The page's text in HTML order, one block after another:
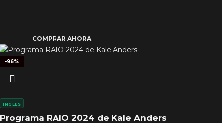
COMPRAR AHORA
-96%
Programa RAIO 2024 de Kale Anders
INGLES